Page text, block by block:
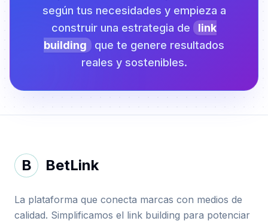
según tus necesidades y empieza a
construir una estrategia de
link
building
que te genere resultados
reales y sostenibles.
B BetLink
La plataforma que conecta marcas con medios de
calidad. Simplificamos el link building para potenciar